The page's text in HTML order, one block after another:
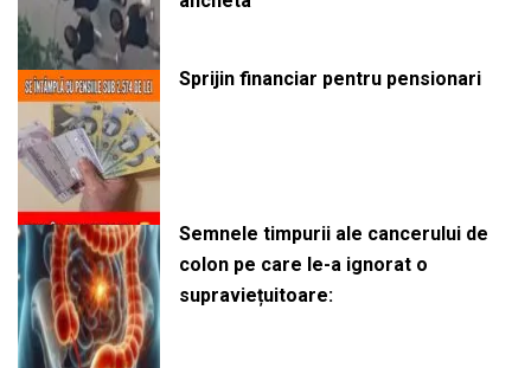
Sprijin financiar pentru pensionari
Semnele timpurii ale cancerului de
colon pe care le-a ignorat o
supraviețuitoare: